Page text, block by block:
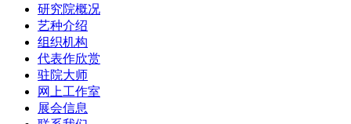
研究院概况
艺种介绍
组织机构
代表作欣赏
驻院大师
网上工作室
展会信息